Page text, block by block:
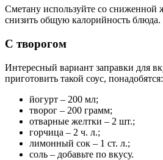
Сметану используйте со сниженной
снизить общую калорийность блюда.
С творогом
Интересный вариант заправки для
приготовить такой соус, понадобятся:
йогурт – 200 мл;
творог – 200 грамм;
отварные желтки – 2 шт.;
горчица – 2 ч. л.;
лимонный сок – 1 ст. л.;
соль – добавьте по вкусу.